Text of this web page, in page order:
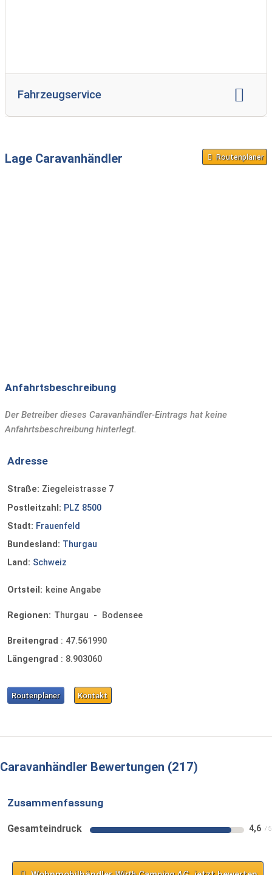
Fahrzeugservice
Lage Caravanhändler Routenplaner
Anfahrtsbeschreibung
Der Betreiber dieses Caravanhändler-Eintrags hat keine
Anfahrtsbeschreibung hinterlegt.
Adresse
Straße: Ziegeleistrasse 7
Postleitzahl: PLZ 8500
Stadt: Frauenfeld
Bundesland: Thurgau
Land: Schweiz
Ortsteil: keine Angabe
Regionen: Thurgau - Bodensee
Breitengrad : 47.561990
Längengrad : 8.903060
Routenplaner Kontakt
Caravanhändler Bewertungen 217
Zusammenfassung
Gesamteindruck 4,6